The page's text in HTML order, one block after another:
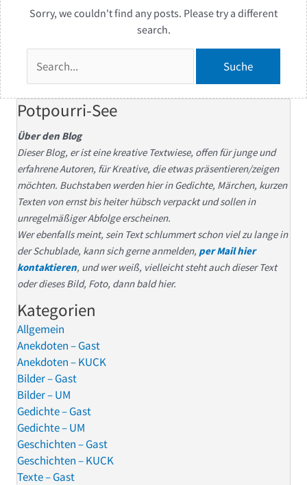
Sorry, we couldn't find any posts. Please try a different
search.
nach:
Potpourri-See
Über den Blog
Dieser Blog, er ist eine kreative Textwiese, offen für junge und
erfahrene Autoren, für Kreative, die etwas präsentieren/zeigen
möchten. Buchstaben werden hier in Gedichte, Märchen, kurzen
Texten von ernst bis heiter hübsch verpackt und sollen in
unregelmäßiger Abfolge erscheinen.
Wer ebenfalls meint, sein Text schlummert schon viel zu lange in
der Schublade, kann sich gerne anmelden, per Mail hier
kontaktieren, und wer weiß, vielleicht steht auch dieser Text
oder dieses Bild, Foto, dann bald hier.
Kategorien
Allgemein
Anekdoten – Gast
Anekdoten – KUCK
Bilder – Gast
Bilder – UM
Gedichte – Gast
Gedichte – UM
Geschichten – Gast
Geschichten – KUCK
Texte – Gast